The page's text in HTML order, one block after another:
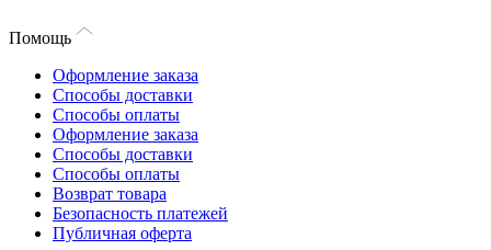
Помощь
Оформление заказа
Способы доставки
Способы оплаты
Оформление заказа
Способы доставки
Способы оплаты
Возврат товара
Безопасность платежей
Публичная оферта